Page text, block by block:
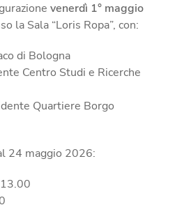
venerdì 1° maggio
la Sala “Loris Ropa”, con:
di Bologna
Centro Studi e Ricerche
Quartiere Borgo
24 maggio 2026: